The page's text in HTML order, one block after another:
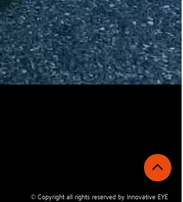
© Copyright all rights reserved by Innovative EYE